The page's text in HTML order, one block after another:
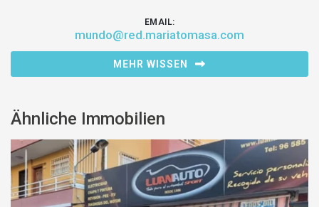
EMAIL:
mundo@red.mariatomasa.com
MEHR WISSEN
Ähnliche Immobilien